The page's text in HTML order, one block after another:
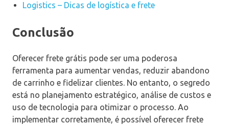
Logistics – Dicas de logística e frete
Conclusão
Oferecer frete grátis pode ser uma poderosa
ferramenta para aumentar vendas, reduzir abandono
de carrinho e fidelizar clientes. No entanto, o segredo
está no planejamento estratégico, análise de custos e
uso de tecnologia para otimizar o processo. Ao
implementar corretamente, é possível oferecer frete